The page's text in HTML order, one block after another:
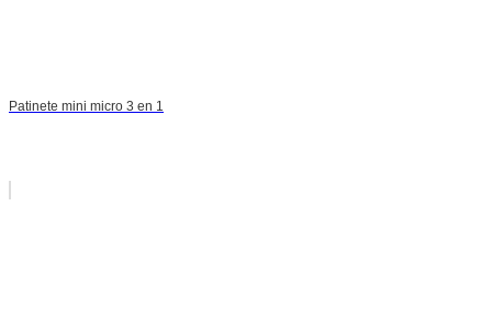
Patinete mini micro 3 en 1